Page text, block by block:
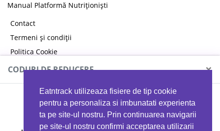
Eatntrack utilizeaza fisiere de tip cookie
pentru a personaliza si imbunatati experienta
ta pe site-ul nostru. Prin continuarea navigarii
pe site-ul nostru confirmi acceptarea utilizarii
Manual Platformă Nutriționiști
Contact
Termeni și condiții
Politica Cookie
Politica de confidențialitate
CODURI DE REDUCERE ×
MYPROTEIN